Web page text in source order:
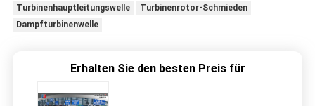
Turbinenhauptleitungswelle
Turbinenrotor-Schmieden
Dampfturbinenwelle
Erhalten Sie den besten Preis für